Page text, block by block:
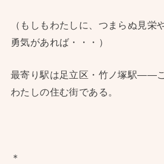
（もしもわたしに、つまらぬ見栄
勇気があれば・・・）
最寄り駅は足立区・竹ノ塚駅——
わたしの住む街である。
＊